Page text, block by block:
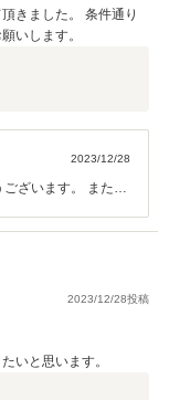
きました。 条件通り
いします。
2023/12/28
ざいます。 またこ
頂ければと思いま
で 何かお困りごと
宜しくお願いしま
2023/12/28投稿
いと思います。